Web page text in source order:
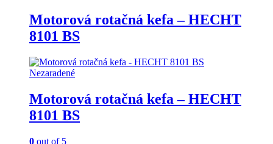
Motorová rotačná kefa – HECHT
8101 BS
Nezaradené
Motorová rotačná kefa – HECHT
8101 BS
0 out of 5